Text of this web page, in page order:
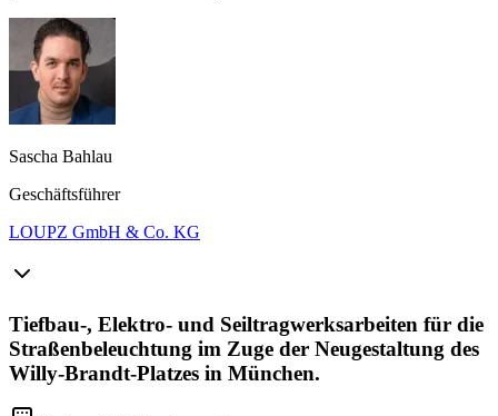
Sascha Bahlau
Geschäftsführer
LOUPZ GmbH & Co. KG
Tiefbau-, Elektro- und Seiltragwerksarbeiten für die
Straßenbeleuchtung im Zuge der Neugestaltung des
Willy-Brandt-Platzes in München.